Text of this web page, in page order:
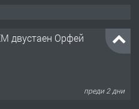
двустаен Орфей
преди 2 дни